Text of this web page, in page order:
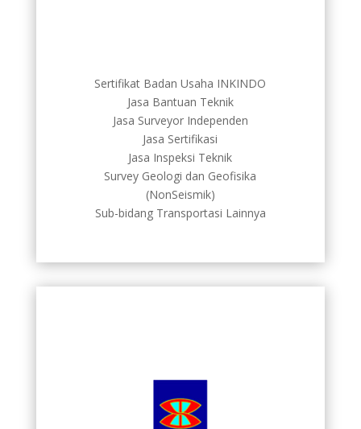
Sertifikat Badan Usaha INKINDO
Jasa Bantuan Teknik
Jasa Surveyor Independen
Jasa Sertifikasi
Jasa Inspeksi Teknik
Survey Geologi dan Geofisika
(NonSeismik)
Sub-bidang Transportasi Lainnya